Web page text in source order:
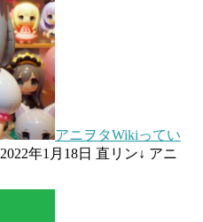
アニヲタWikiってい
2022年1月18日 直リン↓ アニ